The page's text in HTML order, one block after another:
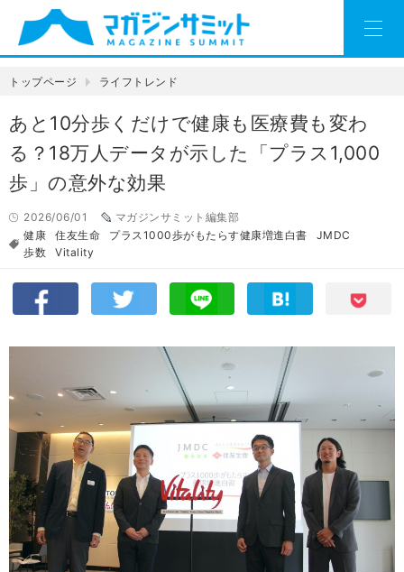
トップページ ライフトレンド
あと10分歩くだけで健康も医療費も変わ
る？18万人データが示した「プラス1,000
歩」の意外な効果
2026/06/01
マガジンサミット編集部
健康
住友生命 プラス1000歩がもたらす健康増進白書
JMDC
歩数
Vitality